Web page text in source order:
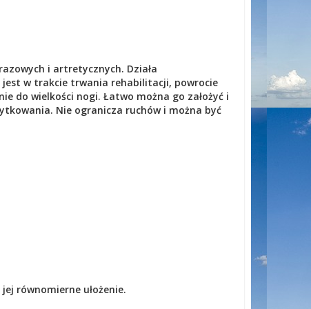
i artretycznych. Działa
jest w trakcie trwania rehabilitacji, powrocie
do wielkości nogi. Łatwo można go założyć i
Nie ogranicza ruchów i można być
równomierne ułożenie.